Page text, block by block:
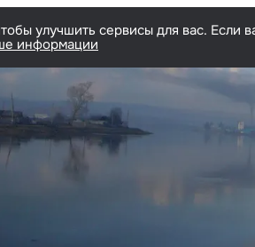
улучшить сервисы для вас. Если
информации